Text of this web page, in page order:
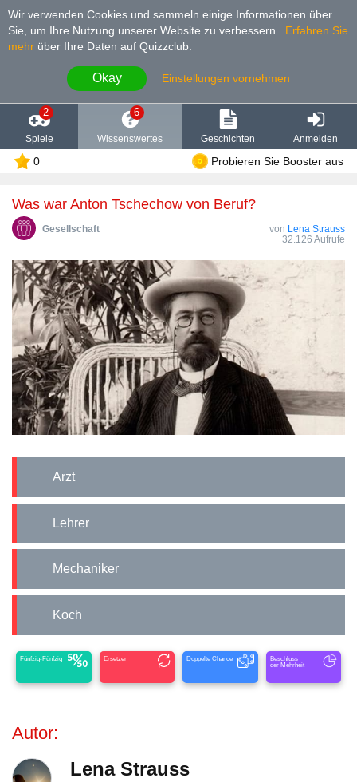
Wir verwenden Cookies und sammeln einige Informationen über
Sie, um Ihre Nutzung unserer Website zu verbessern.
Erfahren Sie
mehr über Ihre Daten auf Quizzclub.
Okay Einstellungen vornehmen
2
Spiele
6
Wissenswertes Geschichten Anmelden
0 Probieren Sie Booster aus
Was war Anton Tschechow von Beruf?
Gesellschaft von Lena Strauss
32.126 Aufrufe
Arzt
Lehrer
Mechaniker
Koch
Fünfzig-Fünfzig Ersetzen Doppelte Chance
Beschluss
der Mehrheit
Autor:
Lena Strauss